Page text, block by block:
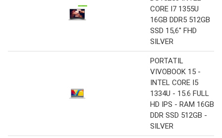
CORE I7 1355U
16GB DDR5 512GB
SSD 15,6" FHD
SILVER
PORTATIL
VIVOBOOK 15 -
INTEL CORE I5
1334U - 15.6 FULL
HD IPS - RAM 16GB
DDR SSD 512GB -
SILVER